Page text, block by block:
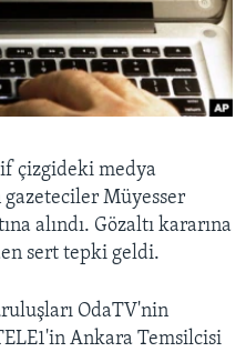
çizgideki medya
Müyesser
alındı. Gözaltı kararına
sert tepki geldi.
OdaTV'nin
Ankara Temsilcisi